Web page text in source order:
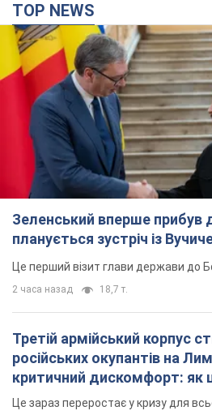
TOP NEWS
Зеленський вперше прибув
планується зустріч із
Це перший візит глави держави до
2 часа назад 18,7 т.
Третій армійський корпус
російських окупантів на
критичний дискомфорт: як
Це зараз переростає у кризу для